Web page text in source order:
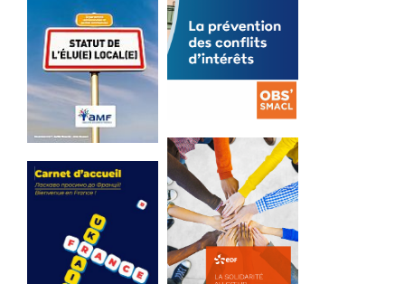
Statut de
l’élu local
Mise à jour avril
2024
FEUILLETER
La
prévention
des conflits
d’intérêts
18 septembre 2023
FEUILLETER